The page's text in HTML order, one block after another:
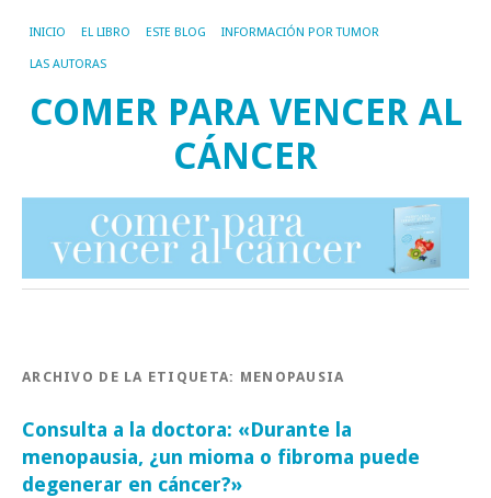
INICIO EL LIBRO ESTE BLOG INFORMACIÓN POR TUMOR
LAS AUTORAS
COMER PARA VENCER AL
CÁNCER
ARCHIVO DE LA ETIQUETA: MENOPAUSIA
Consulta a la doctora: «Durante la
menopausia, ¿un mioma o fibroma puede
degenerar en cáncer?»